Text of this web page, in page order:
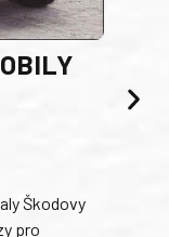
Škodovy
pro